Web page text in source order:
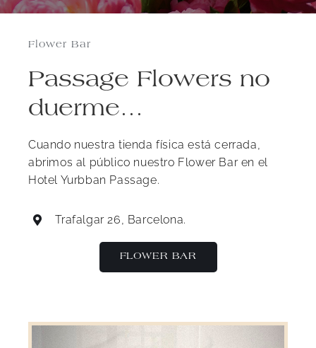
Flower Bar
Passage Flowers no
duerme…
Cuando nuestra tienda física está cerrada,
abrimos al público nuestro Flower Bar en el
Hotel Yurbban Passage.
Trafalgar 26, Barcelona.
FLOWER BAR